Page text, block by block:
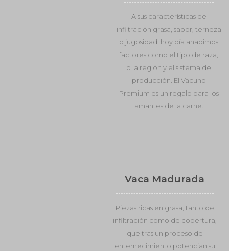
A sus características de
infiltración grasa, sabor, terneza
o jugosidad, hoy día añadimos
factores como el tipo de raza,
o la región y el sistema de
producción. El Vacuno
Premium es un regalo para los
amantes de la carne.
Vaca Madurada
Piezas ricas en grasa, tanto de
infiltración como de cobertura,
que tras un proceso de
enternecimiento potencian su